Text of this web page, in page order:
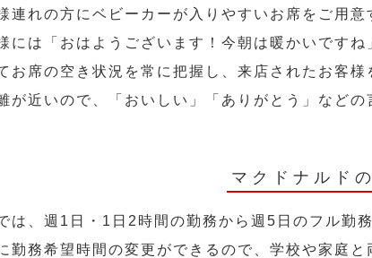
連れの方にベビーカーが入りやすいお席をご用意
には「おはようございます！今朝は暖かいですね
お席の空き状況を常に把握し、来店されたお客
が近いので、「おいしい」「ありがとう」など
マクドナルド
は、週1日・1日2時間の勤務から週5日のフル勤
勤務希望時間の変更ができるので、学校や家庭